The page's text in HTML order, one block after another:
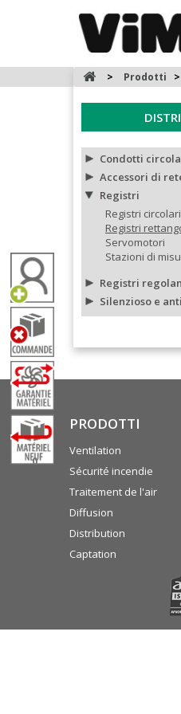
0
> Prodotti >
Condotti
Accessori di
Registri
Registri circolari
Registri
Servomotori
Stazioni di
Registri
Silenzioso e
PRODOTTI
Ventilation
Sécurité incendie
Traitement de l'air
Diffusion
Distribution
Captation